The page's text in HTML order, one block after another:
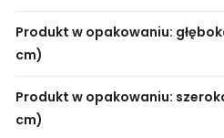
Produkt w opakowaniu:
cm)
Produkt w opakowaniu:
cm)